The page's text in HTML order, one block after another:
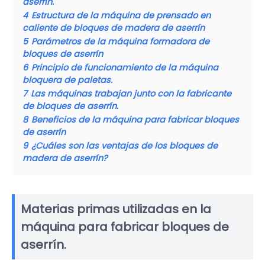
4 Estructura de la máquina de prensado en
caliente de bloques de madera de aserrín
5 Parámetros de la máquina formadora de
bloques de aserrín
6 Principio de funcionamiento de la máquina
bloquera de paletas.
7 Las máquinas trabajan junto con la fabricante
de bloques de aserrín.
8 Beneficios de la máquina para fabricar bloques
de aserrín
9 ¿Cuáles son las ventajas de los bloques de
madera de aserrín?
Materias primas utilizadas en la
máquina para fabricar bloques de
aserrín.